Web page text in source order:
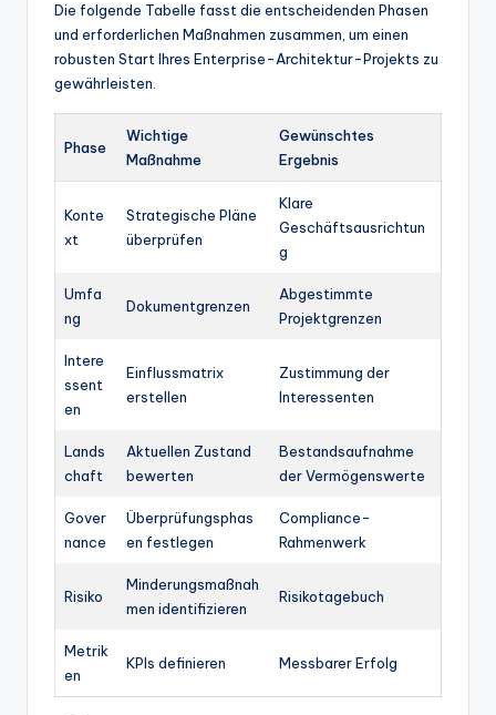
Die folgende Tabelle fasst die entscheidenden Phasen
und erforderlichen Maßnahmen zusammen, um einen
robusten Start Ihres Enterprise-Architektur-Projekts zu
gewährleisten.
Phase
Wichtige
Maßnahme
Gewünschtes
Ergebnis
Konte
xt
Strategische Pläne
überprüfen
Klare
Geschäftsausrichtun
g
Umfa
ng
Dokumentgrenzen
Abgestimmte
Projektgrenzen
Intere
ssent
en
Einflussmatrix
erstellen
Zustimmung der
Interessenten
Lands
chaft
Aktuellen Zustand
bewerten
Bestandsaufnahme
der Vermögenswerte
Gover
nance
Überprüfungsphas
en festlegen
Compliance-
Rahmenwerk
Risiko
Minderungsmaßnah
men identifizieren
Risikotagebuch
Metrik
en
KPIs definieren Messbarer Erfolg